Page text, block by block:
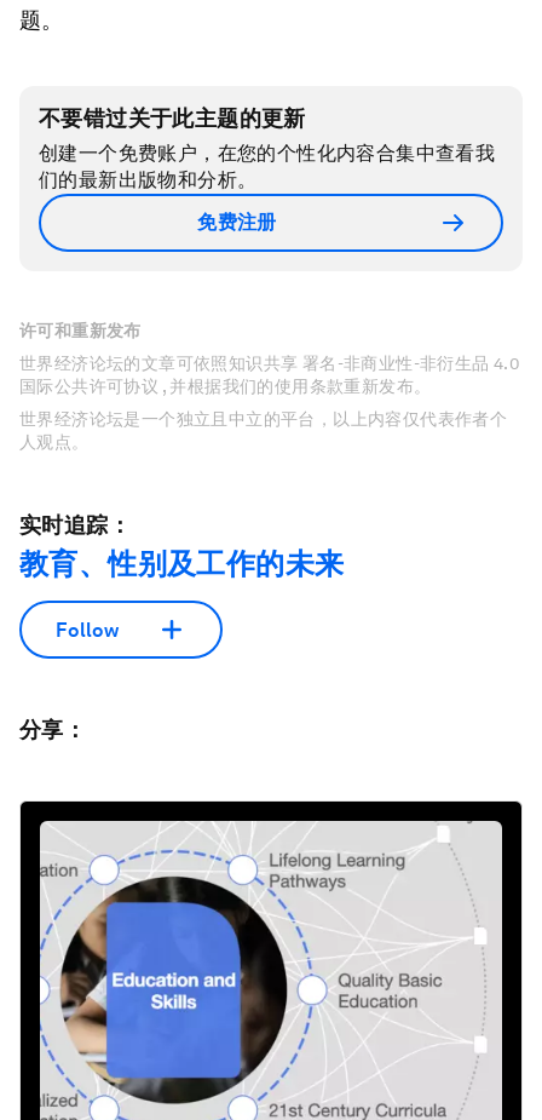
题。
不要错过关于此主题的更新
创建一个免费账户，在您的个性化内容合集中查看我
们的最新出版物和分析。
免费注册
许可和重新发布
世界经济论坛的文章可依照知识共享 署名-非商业性-非衍生品 4.0
国际公共许可协议 , 并根据我们的使用条款重新发布。
世界经济论坛是一个独立且中立的平台，以上内容仅代表作者个
人观点。
实时追踪：
教育、性别及工作的未来
Follow
分享：